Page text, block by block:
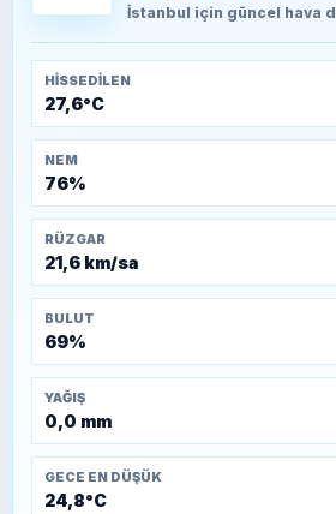
Kütahya-Eskişehir
İstanbul için güncel hava
HISSEDILEN
27,6°C
NEM
76%
RÜZGAR
21,6 km/sa
BULUT
69%
YAĞIŞ
0,0 mm
GECE EN DÜŞÜK
24,8°C